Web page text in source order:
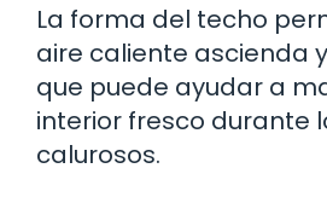
La forma del techo
aire caliente ascienda
que puede ayudar a
interior fresco durante
calurosos.